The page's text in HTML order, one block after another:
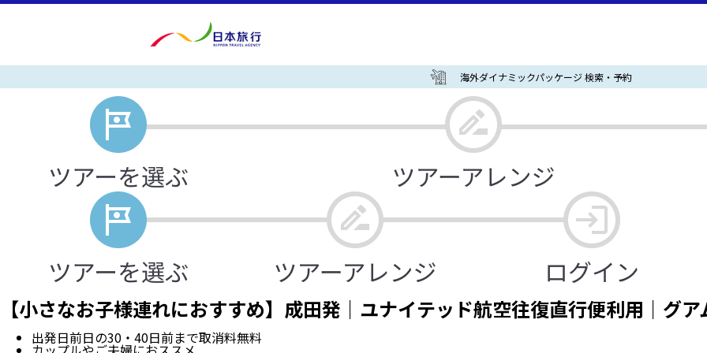
海外ダイナミックパッケージ 検索・予約
【小さなお子様連れにおすすめ】成田発｜ユナイテッド航空往復直行便利用｜グ
出発日前日の30・40日前まで取消料無料